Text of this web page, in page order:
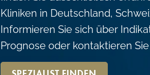
Kliniken in Deutschland,
Informieren Sie sich über
Prognose oder kontaktieren